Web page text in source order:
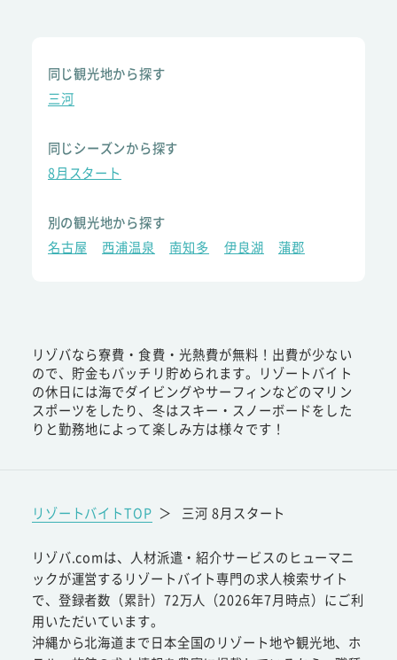
同じ観光地から探す
三河
同じシーズンから探す
8月スタート
別の観光地から探す
名古屋
西浦温泉 南知多 伊良湖 蒲郡
リゾバなら寮費・食費・光熱費が無料！出費が少ない
ので、貯金もバッチリ貯められます。リゾートバイト
の休日には海でダイビングやサーフィンなどのマリン
スポーツをしたり、冬はスキー・スノーボードをした
りと勤務地によって楽しみ方は様々です！
リゾートバイトTOP ＞ 三河 8月スタート
リゾバ.comは、人材派遣・紹介サービスのヒューマニ
ックが運営するリゾートバイト専門の求人検索サイト
で、登録者数（累計）72万人（2026年7月時点）にご利
用いただいています。
沖縄から北海道まで日本全国のリゾート地や観光地、ホ